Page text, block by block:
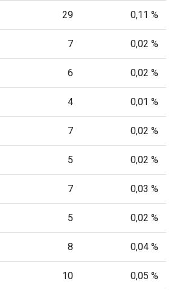
29 0,11 %
7 0,02 %
6 0,02 %
4 0,01 %
7 0,02 %
5 0,02 %
7 0,03 %
5 0,02 %
8 0,04 %
10 0,05 %